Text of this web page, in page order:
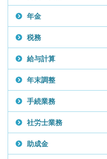
年金
税務
給与計算
年末調整
手続業務
社労士業務
助成金